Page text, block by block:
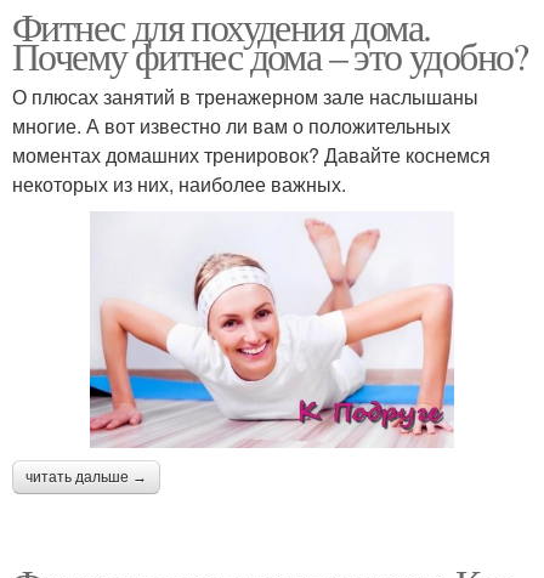
Фитнес для похудения дома.
Почему фитнес дома – это удобно?
О плюсах занятий в тренажерном зале наслышаны
многие. А вот известно ли вам о положительных
моментах домашних тренировок? Давайте коснемся
некоторых из них, наиболее важных.
читать дальше →